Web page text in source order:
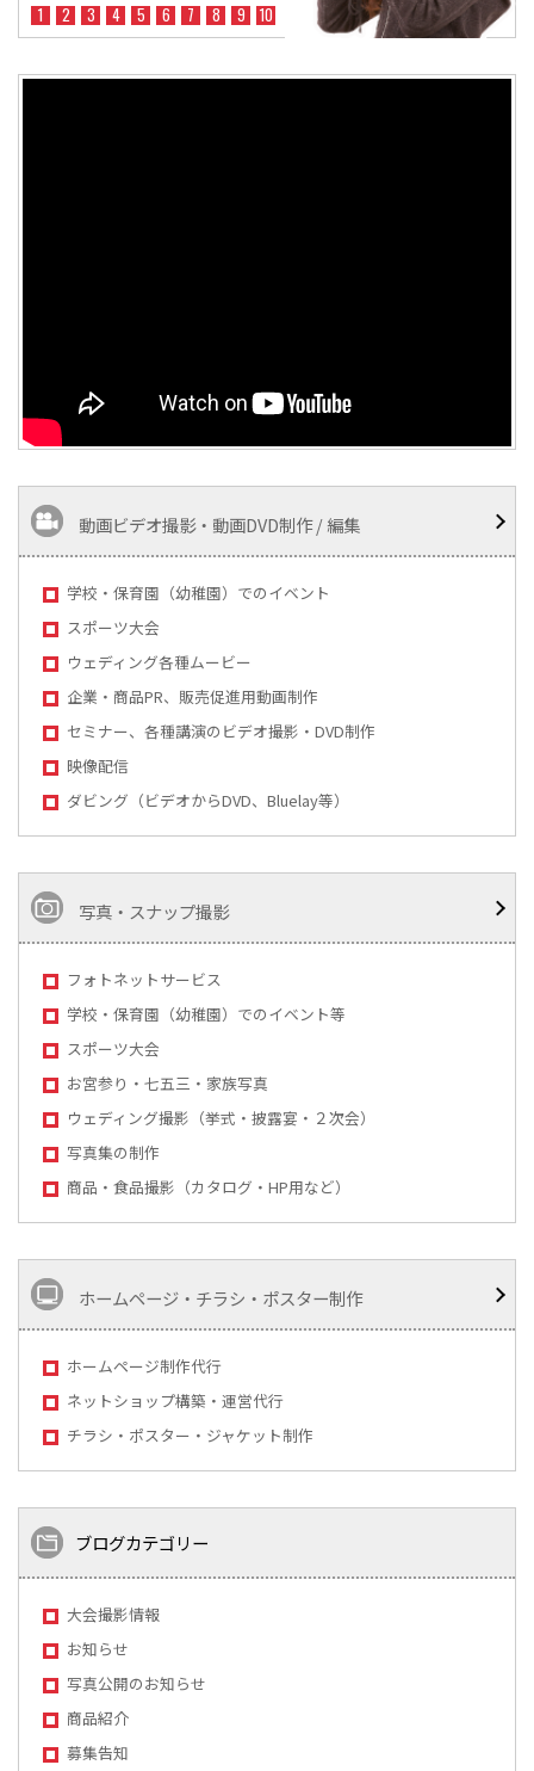
1
2 3 4 5 6 7 8 9 10
動画ビデオ撮影・動画DVD制作 / 編集
学校・保育園（幼稚園）でのイベント
スポーツ大会
ウェディング各種ムービー
企業・商品PR、販売促進用動画制作
セミナー、各種講演のビデオ撮影・DVD制作
映像配信
ダビング（ビデオからDVD、Bluelay等）
写真・スナップ撮影
フォトネットサービス
学校・保育園（幼稚園）でのイベント等
スポーツ大会
お宮参り・七五三・家族写真
ウェディング撮影（挙式・披露宴・２次会）
写真集の制作
商品・食品撮影（カタログ・HP用など）
ホームページ・チラシ・ポスター制作
ホームページ制作代行
ネットショップ構築・運営代行
チラシ・ポスター・ジャケット制作
ブログカテゴリー
大会撮影情報
お知らせ
写真公開のお知らせ
商品紹介
募集告知